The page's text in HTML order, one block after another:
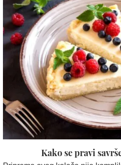
Kako se pravi